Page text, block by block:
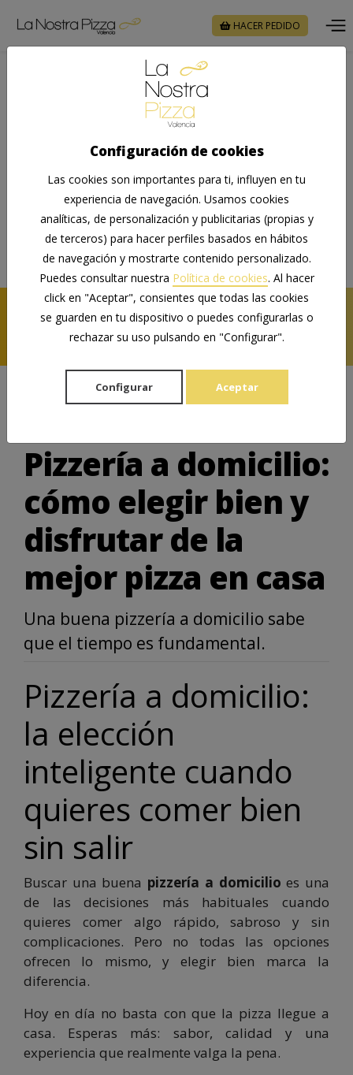
Configuración de cookies
Las cookies son importantes para ti, influyen en tu
experiencia de navegación. Usamos cookies
analíticas, de personalización y publicitarias (propias y
de terceros) para hacer perfiles basados en hábitos
de navegación y mostrarte contenido personalizado.
Puedes consultar nuestra Política de cookies. Al hacer
click en "Aceptar", consientes que todas las cookies
se guarden en tu dispositivo o puedes configurarlas o
rechazar su uso pulsando en "Configurar".
Configurar Aceptar
HACER PEDIDO
Pizzería a domicilio: cómo elegir bien y disfrutar de la mejor pizza
en casa
10/04/2026
Pizzería a domicilio:
cómo elegir bien y
disfrutar de la
mejor pizza en casa
Una buena pizzería a domicilio sabe
que el tiempo es fundamental.
Pizzería a domicilio:
la elección
inteligente cuando
quieres comer bien
sin salir
Buscar una buena pizzería a domicilio es una
de las decisiones más habituales cuando
quieres comer algo rápido, sabroso y sin
complicaciones. Pero no todas las opciones
ofrecen lo mismo, y elegir bien marca la
diferencia.
Hoy en día no basta con que la pizza llegue a
casa. Esperas más: sabor, calidad y una
experiencia que realmente valga la pena.